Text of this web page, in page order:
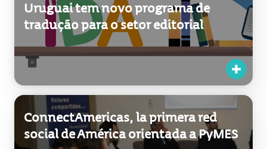
Uruguai tem novo programa de
tradução para o setor editorial
ConnectAmericas, la primera red
social de América orientada a PyMES